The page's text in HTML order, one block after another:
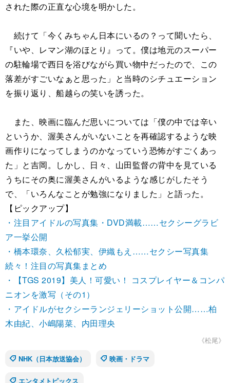
された際の正直な心境を明かした。
続けて「今くみちゃん日本にいるの？って聞いたら、
『いや、レマン湖のほとり』って。僕は地元のスーパー
の駐輪場で西日を浴びながら買い物中だったので、この
落差がすごいなぁと思った」と当時のシチュエーション
を振り返り、船越らの笑いを誘った。
また、映画に臨んだ思いについては「僕の中では辛い
というか、渥美さんがいないことを再確認するような映
画作りになってしまうのかなっていう恐怖がすごくあっ
た」と吉岡。しかし、日々、山田監督の背中を見ている
うちにその奥に渥美さんがいるような感じがしたそう
で、「いろんなことが勉強になりました」と語った。
【ピックアップ】
・注目アイドルの写真集・DVD満載……セクシーグラビ
ア一挙公開
・橋本環奈、久松郁実、伊織もえ……セクシー写真集
続々！注目の写真集まとめ
・【TGS 2019】美人！可愛い！ コスプレイヤー＆コンパ
ニオンを激写（その1）
・アイドルがセクシーランジェリーショット公開……柏
木由紀、小嶋陽菜、内田理央
《松尾》
NHK（日本放送協会）
映画・ドラマ
エンタメトピックス